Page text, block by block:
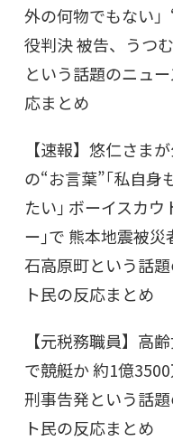
外の何物でもない
役判決 被告、うつ
という話題のニュ
応まとめ
【速報】悠仁さま
の“お言葉”｢私自身
たい｣ ボーイスカウ
ー｣で 熊本地震被
石高原町という話
ト民の反応まとめ
【元税務職員】高
で競艇か 約1億
刑事告発という話
ト民の反応まとめ